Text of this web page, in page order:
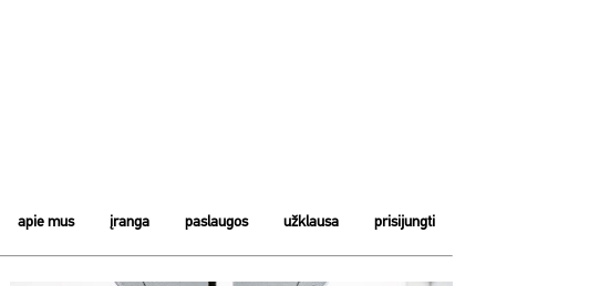
apie mus įranga paslaugos užklausa prisijungti